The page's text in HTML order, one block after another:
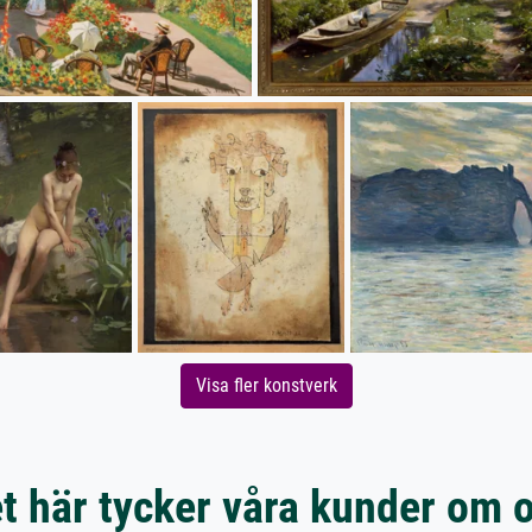
Visa fler konstverk
här tycker våra kunder om